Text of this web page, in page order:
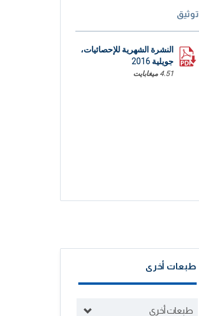
توثيق
النشرة الشهرية للإحصائيات،
جويلية 2016
4.51 ميغابايت
طبعات أخرى
طبعات أخرى